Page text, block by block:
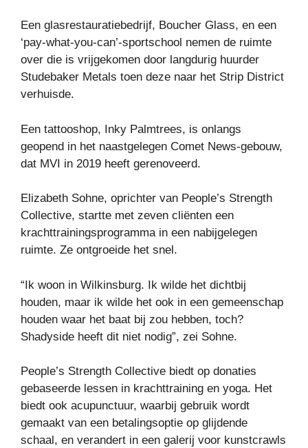
Een glasrestauratiebedrijf, Boucher Glass, en een
‘pay-what-you-can’-sportschool nemen de ruimte
over die is vrijgekomen door langdurig huurder
Studebaker Metals toen deze naar het Strip District
verhuisde.
Een tattooshop, Inky Palmtrees, is onlangs
geopend in het naastgelegen Comet News-gebouw,
dat MVI in 2019 heeft gerenoveerd.
Elizabeth Sohne, oprichter van People’s Strength
Collective, startte met zeven cliënten een
krachttrainingsprogramma in een nabijgelegen
ruimte. Ze ontgroeide het snel.
“Ik woon in Wilkinsburg. Ik wilde het dichtbij
houden, maar ik wilde het ook in een gemeenschap
houden waar het baat bij zou hebben, toch?
Shadyside heeft dit niet nodig”, zei Sohne.
People’s Strength Collective biedt op donaties
gebaseerde lessen in krachttraining en yoga. Het
biedt ook acupunctuur, waarbij gebruik wordt
gemaakt van een betalingsoptie op glijdende
schaal, en verandert in een galerij voor kunstcrawls